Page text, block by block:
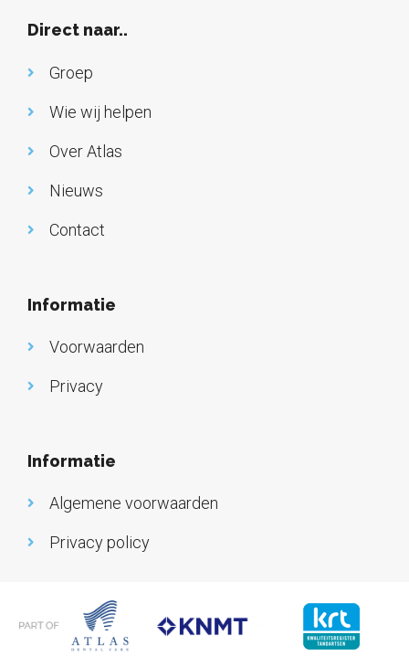
Direct naar..
Groep
Wie wij helpen
Over Atlas
Nieuws
Contact
Informatie
Voorwaarden
Privacy
Informatie
Algemene voorwaarden
Privacy policy